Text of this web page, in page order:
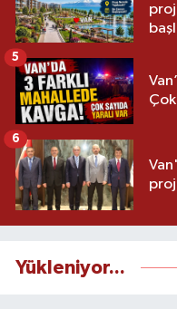
Çok
5
6
Yükleniyor...